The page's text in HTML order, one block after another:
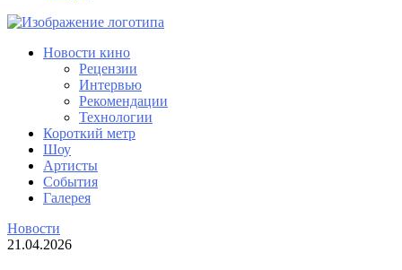
Новости кино
Рецензии
Интервью
Рекомендации
Технологии
Короткий метр
Шоу
Артисты
События
Галерея
Новости
21.04.2026